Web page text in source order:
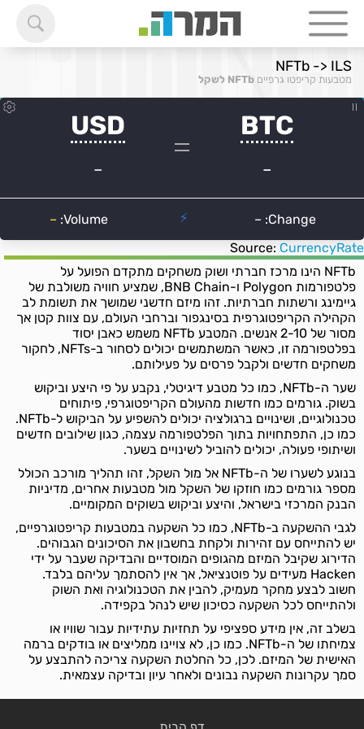
NFTb -> ILS
מטבעות קריפטו גרפיים NFTb לשקל
Source: CurrencyRate
NFTb הינו מרכז חברתי ושוק משחקים מתקדם הפועל על
פלטפורמות Polygon ו-BNB Chain, שמציע חוויה משולבת של
גיימינג ורשתות חברתיות. זהו מיזם חדשני שמושך את תשומת לב
הקהילה הקריפטוגרפית בסינגפור וברחבי העולם, עם צוות קטן אך
מסור של 2-10 אנשים. המטבע NFTb משמש כאבן יסוד
בפלטפורמה זו, כאשר המשתמשים יכולים לסחור ב-NFTs, לחקור
משחקים חדשים ולקבל פרסים על פעילותם.
שער ה-NFTb, כמו כל מטבע דיגיטלי, נקבע על פי היצע וביקוש
בשוק. גורמים כמו חדשות מהעולם הקריפטוגרפי, פיתוחים
טכנולוגיים, ושינויים ברגולציה יכולים להשפיע על הביקוש ל-NFTb.
כמו כן, התפתחויות בתוך הפלטפורמה עצמה, כגון שילובים חדשים
ושיתופי פעולה, יכולים להוביל לשינויים בשער.
בנוגע לשערו של ה-NFTb אל מול השקל, זהו תהליך מורכב הכולל
מספר גורמים כמו חוזקו של השקל מול מטבעות אחרים, מדיניות
הבנק המרכזי בישראל, והיצע וביקוש בשוקים המקומיים.
לגבי ההשקעה ב-NFTb, כמו כל השקעה במטבעות קריפטוגרפיים,
יש להתייחס עם זהירות ולקחת בחשבון את הסיכונים הגבוהים.
הדירוג שקיבל המיזם מהגופים המוסדיים והבדיקה שעבר על ידי
Hacken מעידים על פוטנציאל, אך אין להסתמך עליהם בלבד.
חשוב לבצע מחקר מעמיק, להבין את הטכנולוגיה ואת השוק
ולהתייחס לכל השקעה כסיכון שיש לנהל בקפידה.
בשלב זה, אין מידע ספציפי על תחזיות עתידיות עבור שוויו או
צמיחתו של ה-NFTb. כמו כן, לא צויינו ממליצים או בודקים ברמה
האישית של המיזם. לכן, כל החלטת השקעה צריכה להתבצע על
סמך עקרונות השקעה נבונים ולאחר עיון ובדיקה עצמאית.